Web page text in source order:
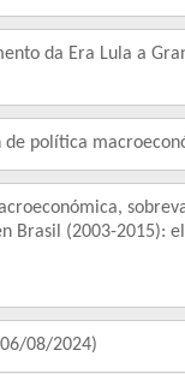
da Era Lula a
política
Brasil (2003-2015):
08/2024)